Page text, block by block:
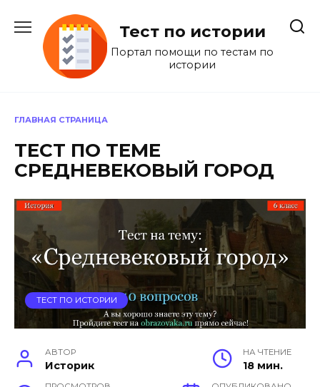
содержанию
Тест по истории
Портал помощи по тестам по
истории
ГЛАВНАЯ СТРАНИЦА
ТЕСТ ПО ТЕМЕ
СРЕДНЕВЕКОВЫЙ ГОРОД
ТЕСТ ПО ИСТОРИИ
АВТОР
Историк
НА ЧТЕНИЕ
18 мин.